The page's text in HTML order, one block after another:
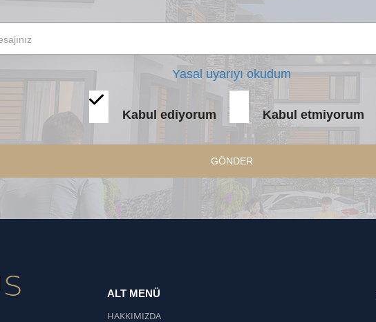
Yasal uyarıyı okudum
Kabul ediyorum Kabul etmiyorum
GÖNDER
ALT MENÜ
HAKKIMIZDA